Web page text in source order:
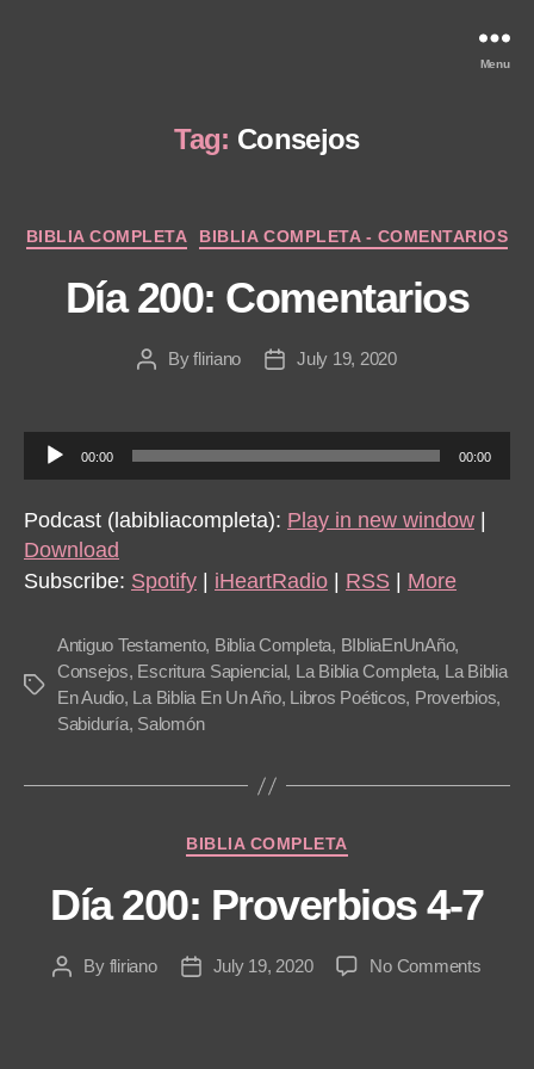
Menu
Tag: Consejos
Categories
BIBLIA COMPLETA BIBLIA COMPLETA - COMENTARIOS
Día 200: Comentarios
PostByfliriano
PostJuly 19, 2020
u
d
i
o
a
y
00:00 00:00
Podcast (labibliacompleta): Play in new window
Download
Subscribe: Spotify iHeartRadio RSS More
Tags
Antiguo Testamento, Biblia Completa, BIbliaEnUnAño,
Consejos, Escritura Sapiencial, La Biblia Completa, La Biblia
En Audio, La Biblia En Un Año, Libros Poéticos, Proverbios,
Sabiduría, Salomón
Categories
BIBLIA COMPLETA
Día 200: Proverbios 4-7
PostBy fliriano
PostJuly 19, 2020 No Commentson